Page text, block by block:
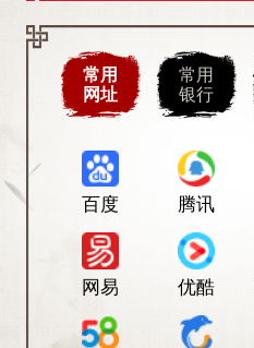
常用
网址
常用
银行
百度 腾讯
网易 优酷